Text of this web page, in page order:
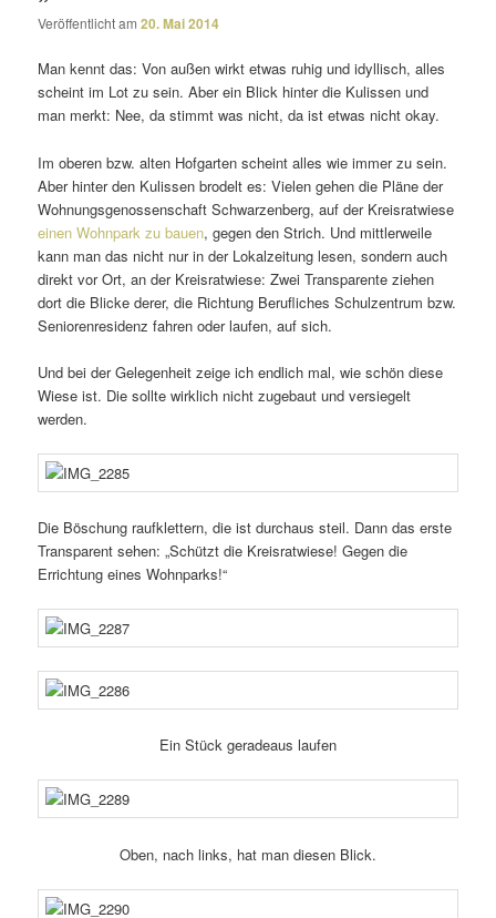
Veröffentlicht am20. Mai 2014
Man kennt das: Von außen wirkt etwas ruhig und idyl­lisch, alles
scheint im Lot zu sein. Aber ein Blick hinter die Kulissen und
man merkt: Nee, da stimmt was nicht, da ist etwas nicht okay.
Im oberen bzw. alten Hofgarten scheint alles wie immer zu sein.
Aber hinter den Kulissen brodelt es: Vielen gehen die Pläne der
Wohnungsgenossenschaft Schwarzenberg, auf der Kreisratwiese
einen Wohnpark zu bauen, gegen den Strich. Und mitt­ler­weile
kann man das nicht nur in der Lokalzeitung lesen, sondern auch
direkt vor Ort, an der Kreisratwiese: Zwei Transparente ziehen
dort die Blicke derer, die Richtung Berufliches Schulzentrum bzw.
Seniorenresidenz fahren oder laufen, auf sich.
Und bei der Gelegenheit zeige ich endlich mal, wie schön diese
Wiese ist. Die sollte wirk­lich nicht zuge­baut und versie­gelt
werden.
Die Böschung rauf­klet­tern, die ist durchaus steil. Dann das erste
Transparent sehen: „Schützt die Kreisratwiese! Gegen die
Errichtung eines Wohnparks!“
Ein Stück gera­deaus laufen
Oben, nach links, hat man diesen Blick.